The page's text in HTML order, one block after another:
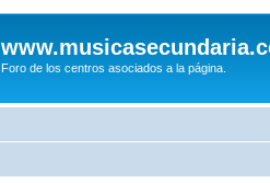
Foro de los centros asociados a la página.